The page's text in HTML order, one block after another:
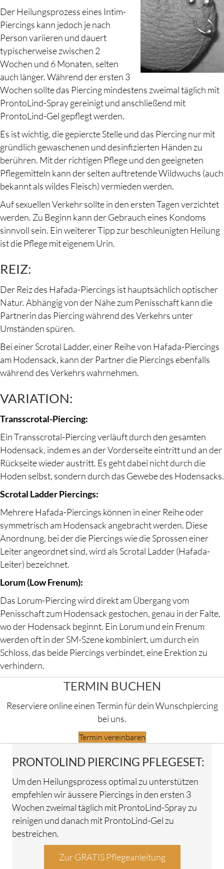
Der Heilungsprozess eines Intim-
Piercings kann jedoch je nach
Person variieren und dauert
typischerweise zwischen 2
Wochen und 6 Monaten, selten
auch länger. Während der ersten 3
Wochen sollte das Piercing mindestens zweimal täglich mit
ProntoLind-Spray gereinigt und anschließend mit
ProntoLind-Gel gepflegt werden.
Es ist wichtig, die gepiercte Stelle und das Piercing nur mit
gründlich gewaschenen und desinfizierten Händen zu
berühren. Mit der richtigen Pflege und den geeigneten
Pflegemitteln kann der selten auftretende Wildwuchs (auch
bekannt als wildes Fleisch) vermieden werden.
Auf sexuellen Verkehr sollte in den ersten Tagen verzichtet
werden. Zu Beginn kann der Gebrauch eines Kondoms
sinnvoll sein. Ein weiterer Tipp zur beschleunigten Heilung
ist die Pflege mit eigenem Urin.
REIZ:
Der Reiz des Hafada-Piercings ist hauptsächlich optischer
Natur. Abhängig von der Nähe zum Penisschaft kann die
Partnerin das Piercing während des Verkehrs unter
Umständen spüren.
Bei einer Scrotal Ladder, einer Reihe von Hafada-Piercings
am Hodensack, kann der Partner die Piercings ebenfalls
während des Verkehrs wahrnehmen.
VARIATION:
Transscrotal-Piercing:
Ein Transscrotal-Piercing verläuft durch den gesamten
Hodensack, indem es an der Vorderseite eintritt und an der
Rückseite wieder austritt. Es geht dabei nicht durch die
Hoden selbst, sondern durch das Gewebe des Hodensacks.
Scrotal Ladder Piercings:
Mehrere Hafada-Piercings können in einer Reihe oder
symmetrisch am Hodensack angebracht werden. Diese
Anordnung, bei der die Piercings wie die Sprossen einer
Leiter angeordnet sind, wird als Scrotal Ladder (Hafada-
Leiter) bezeichnet.
Lorum (Low Frenum):
Das Lorum-Piercing wird direkt am Übergang vom
Penisschaft zum Hodensack gestochen, genau in der Falte,
wo der Hodensack beginnt. Ein Lorum und ein Frenum
werden oft in der SM-Szene kombiniert, um durch ein
Schloss, das beide Piercings verbindet, eine Erektion zu
verhindern.
TERMIN BUCHEN
Reserviere online einen Termin für dein Wunschpiercing
bei uns.
Termin vereinbaren
PRONTOLIND PIERCING PFLEGESET:
Um den Heilungsprozess optimal zu unterstützen
empfehlen wir äussere Piercings in den ersten 3
Wochen zweimal täglich mit ProntoLind-Spray zu
reinigen und danach mit ProntoLind-Gel zu
bestreichen.
Zur GRATIS Pflegeanleitung